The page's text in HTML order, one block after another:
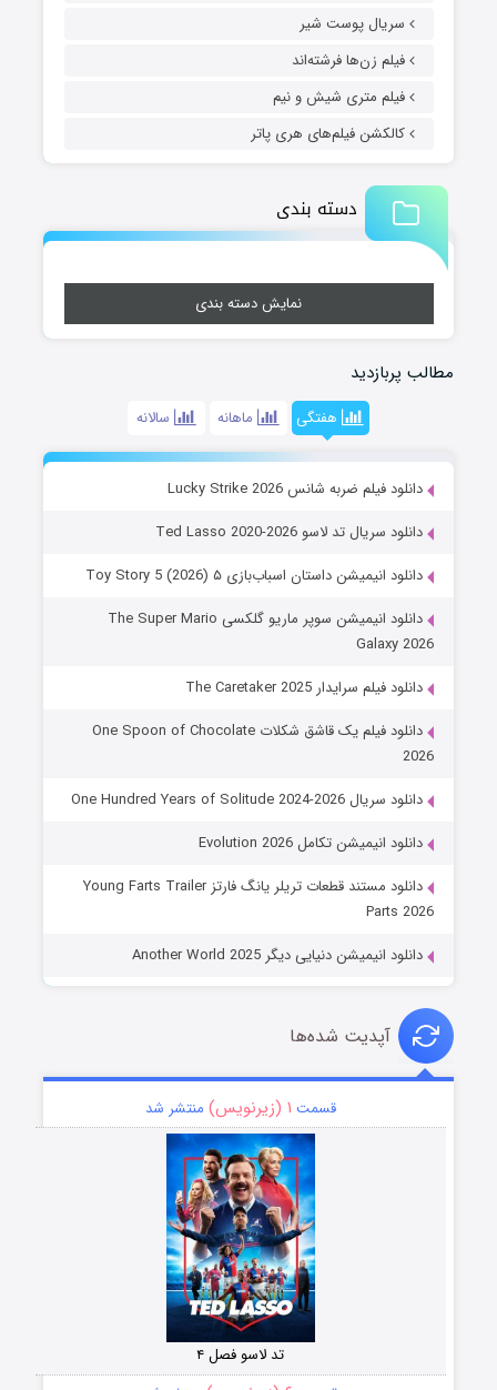
سریال پوست شیر
فیلم زن‌ها فرشته‌اند
فیلم متری شیش و نیم
کالکشن فیلم‌های هری پاتر
دسته بندی
نمایش دسته بندی
مطالب پربازدید
هفتگی ماهانه سالانه
دانلود فیلم ضربه شانس Lucky Strike 2026
دانلود سریال تد لاسو Ted Lasso 2020-2026
دانلود انیمیشن داستان اسباب‌بازی ۵ Toy Story 5 (2026)
دانلود انیمیشن سوپر ماریو گلکسی The Super Mario
Galaxy 2026
دانلود فیلم سرایدار The Caretaker 2025
دانلود فیلم یک قاشق شکلات One Spoon of Chocolate
2026
دانلود سریال One Hundred Years of Solitude 2024-2026
دانلود انیمیشن تکامل Evolution 2026
دانلود مستند قطعات تریلر یانگ فارتز Young Farts Trailer
Parts 2026
دانلود انیمیشن دنیایی دیگر Another World 2025
آپدیت شده‌ها
قسمت ۱ (زیرنویس) منتشر شد
تد لاسو فصل ۴